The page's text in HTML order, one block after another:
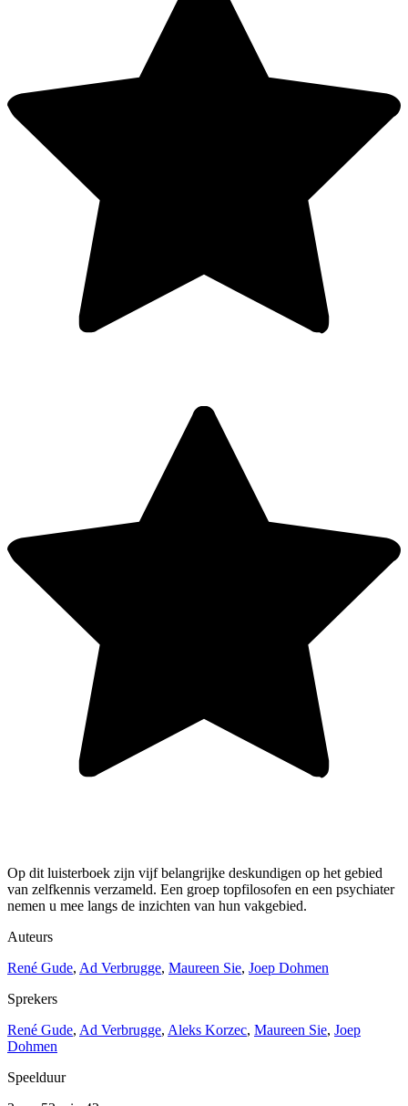
Op dit luisterboek zijn vijf belangrijke deskundigen op het gebied
van zelfkennis verzameld. Een groep topfilosofen en een psychiater
nemen u mee langs de inzichten van hun vakgebied.
Auteurs
René Gude, Ad Verbrugge, Maureen Sie, Joep Dohmen
Sprekers
René Gude, Ad Verbrugge, Aleks Korzec, Maureen Sie, Joep
Dohmen
Speelduur